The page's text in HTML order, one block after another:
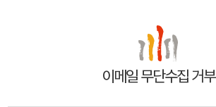
이메일 무단수집 거부